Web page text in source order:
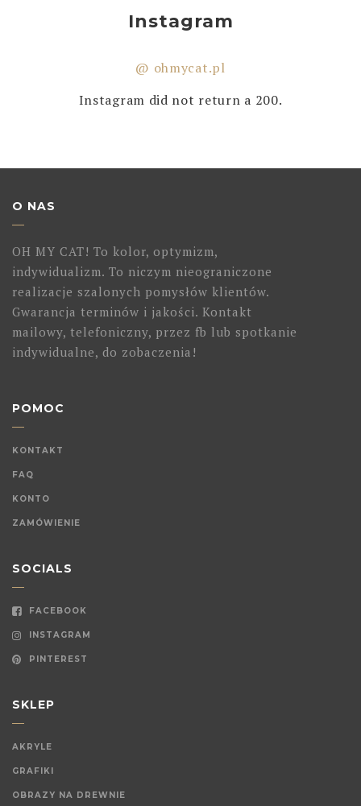
Instagram
@ ohmycat.pl
Instagram did not return a 200.
O NAS
OH MY CAT! To kolor, optymizm,
indywidualizm. To niczym nieograniczone
realizacje szalonych pomysłów klientów.
Gwarancja terminów i jakości. Kontakt
mailowy, telefoniczny, przez fb lub spotkanie
indywidualne, do zobaczenia!
POMOC
KONTAKT
FAQ
KONTO
ZAMÓWIENIE
SOCIALS
FACEBOOK
INSTAGRAM
PINTEREST
SKLEP
AKRYLE
GRAFIKI
OBRAZY NA DREWNIE